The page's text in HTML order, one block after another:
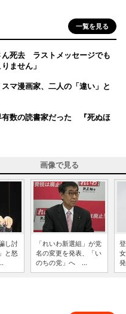
一覧を見る
ん死去 ラストメッセージでも
ません」
マ漫画家、二人の「違い」と
有数の読書家だった 『死ぬほ
画像で見る
し討
と怒
「れいわ新選組」が党
名の変更を発表、「い
のちの党」へ ...